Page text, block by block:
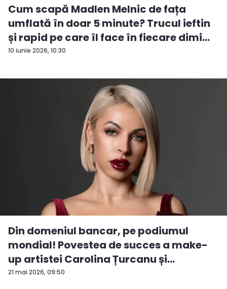
10 iunie 2026, 10:30
Cum scapă Madlen Melnic de fața
umflată în doar 5 minute? Trucul ieftin
și rapid pe care îl face în fiecare dimi...
21 mai 2026, 09:50
Din domeniul bancar, pe podiumul
mondial! Povestea de succes a make-
up artistei Carolina Țurcanu și
tendințe...